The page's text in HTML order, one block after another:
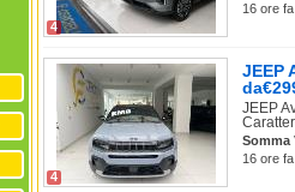
4
16 ore
4
JEEP
JEEP
Somma
16 ore